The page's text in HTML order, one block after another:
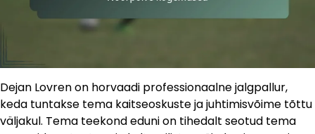
Dejan Lovren on horvaadi professionaalne jalgpallur,
keda tuntakse tema kaitseoskuste ja juhtimisvõime tõttu
väljakul. Tema teekond eduni on tihedalt seotud tema